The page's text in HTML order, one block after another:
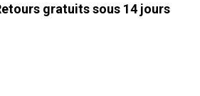
gratuits sous 14 jours